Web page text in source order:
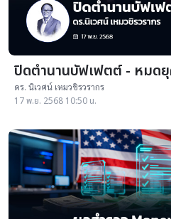
ปิดตำนานบัฟเฟตต์ - หมด
ดร. นิเวศน์ เหมวชิรวรากร
17 พ.ย. 2568 10:50 น.